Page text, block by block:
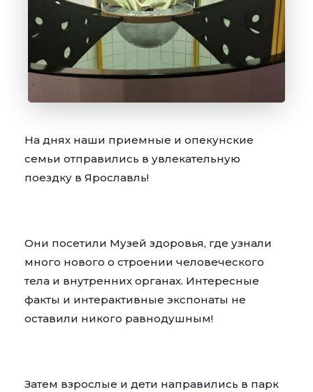
На днях наши приемные и опекунские
семьи отправились в увлекательную
поездку в Ярославль!
Они посетили Музей здоровья, где узнали
много нового о строении человеческого
тела и внутренних органах. Интересные
факты и интерактивные экспонаты не
оставили никого равнодушным!
Затем взрослые и дети направились в парк